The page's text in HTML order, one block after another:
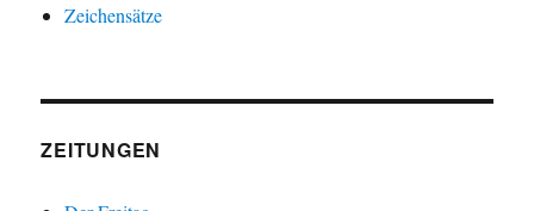
Zeichensätze
ZEITUNGEN